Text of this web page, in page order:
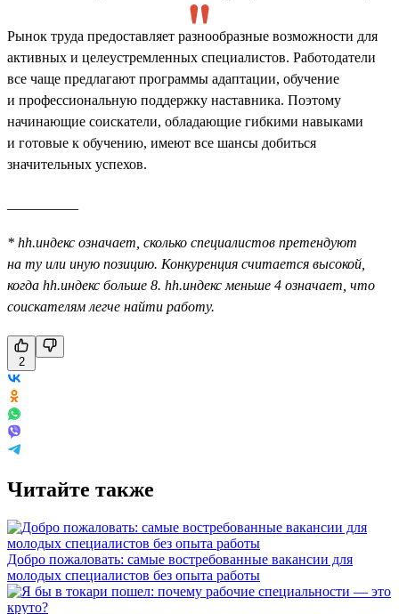
Рынок труда предоставляет разнообразные возможности для
активных и целеустремленных специалистов. Работодатели
все чаще предлагают программы адаптации, обучение
и профессиональную поддержку наставника. Поэтому
начинающие соискатели, обладающие гибкими навыками
и готовые к обучению, имеют все шансы добиться
значительных успехов.
* hh.индекс означает, сколько специалистов претендуют
на ту или иную позицию. Конкуренция считается высокой,
когда hh.индекс больше 8. hh.индекс меньше 4 означает, что
соискателям легче найти работу.
2
Читайте также
Добро пожаловать: самые востребованные вакансии для
молодых специалистов без опыта работы